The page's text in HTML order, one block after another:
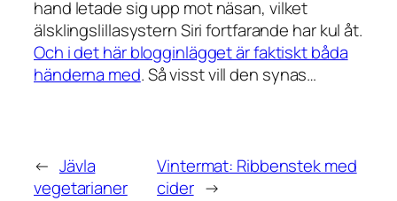
hand letade sig upp mot näsan, vilket
älsklingslillasystern Siri fortfarande har kul åt.
Och i det här blogginlägget är faktisktbåda
händerna med. Så visst vill den synas…
← Jävla
vegetarianer
Vintermat: Ribbenstek med
cider →